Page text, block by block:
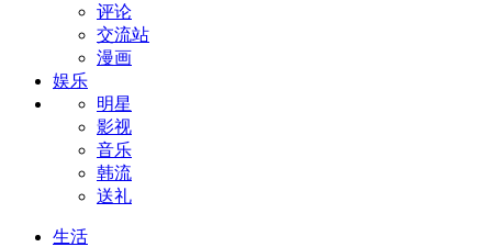
评论
交流站
漫画
娱乐
明星
影视
音乐
韩流
送礼
生活